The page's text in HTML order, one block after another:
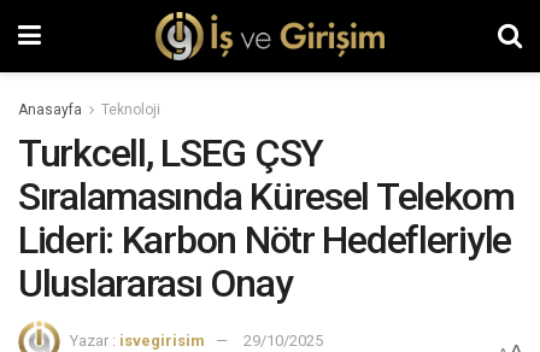
Anasayfa Teknoloji
Turkcell, LSEG ÇSY
Sıralamasında Küresel Telekom
Lideri: Karbon Nötr Hedefleriyle
Uluslararası Onay
Yazar : isvegirisim
29/10/2025